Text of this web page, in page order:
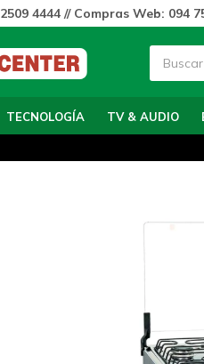
TECNOLOGÍA TV & AUDIO
2509 4444 // Compras Web: 094